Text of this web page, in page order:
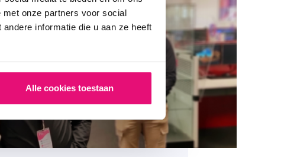
onze partners voor social
informatie die u aan ze heeft
Alle cookies toestaan